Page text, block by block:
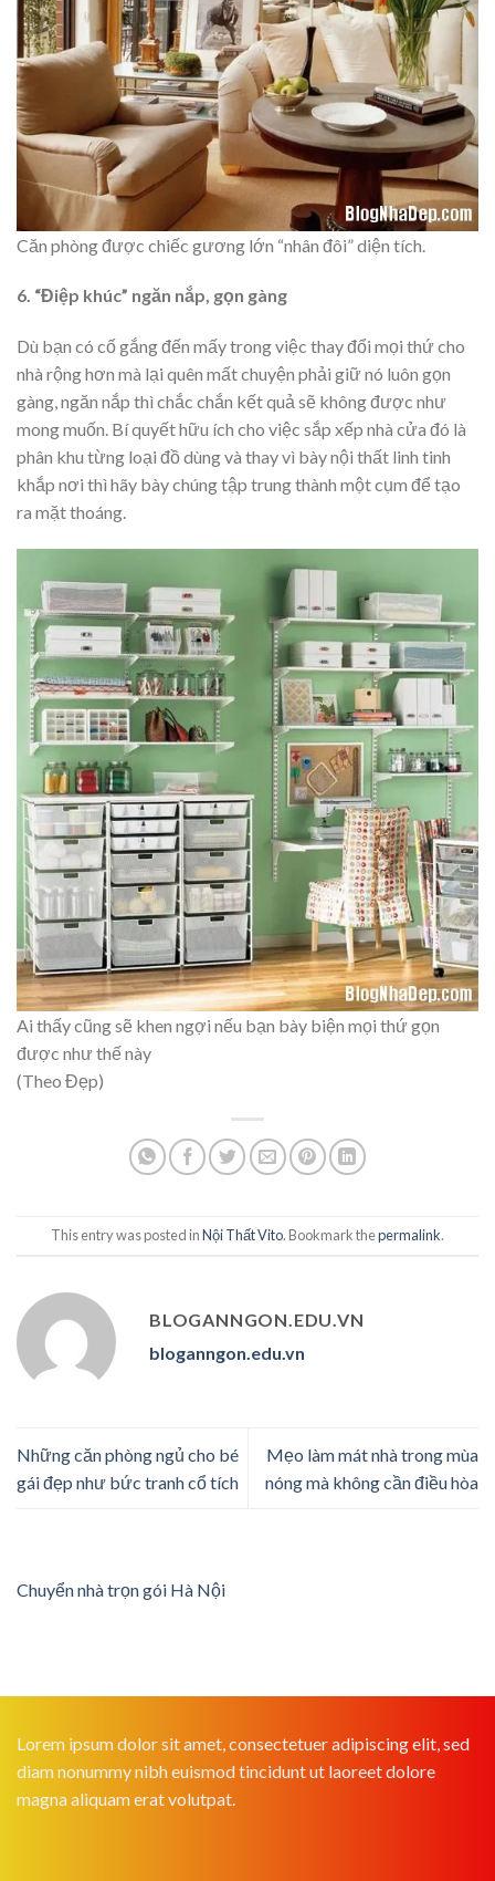
Căn phòng được chiếc gương lớn “nhân đôi” diện tích.
6. “Điệp khúc” ngăn nắp, gọn gàng
Dù bạn có cố gắng đến mấy trong việc thay đổi mọi thứ cho
nhà rộng hơn mà lại quên mất chuyện phải giữ nó luôn gọn
gàng, ngăn nắp thì chắc chắn kết quả sẽ không được như
mong muốn. Bí quyết hữu ích cho việc sắp xếp nhà cửa đó là
phân khu từng loại đồ dùng và thay vì bày nội thất linh tinh
khắp nơi thì hãy bày chúng tập trung thành một cụm để tạo
ra mặt thoáng.
Ai thấy cũng sẽ khen ngợi nếu bạn bày biện mọi thứ gọn
được như thế này
(Theo Đẹp)
This entry was posted inNội Thất Vito. Bookmark thepermalink.
BLOGANNGON.EDU.VN
bloganngon.edu.vn
Những căn phòng ngủ cho bé
gái đẹp như bức tranh cổ tích
Mẹo làm mát nhà trong mùa
nóng mà không cần điều hòa
Chuyển nhà trọn gói Hà Nội
Lorem ipsum dolor sit amet, consectetuer adipiscing elit, sed
diam nonummy nibh euismod tincidunt ut laoreet dolore
magna aliquam erat volutpat.